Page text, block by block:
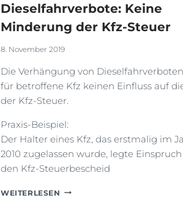
Dieselfahrverbote: Keine
Minderung der Kfz-Steuer
8. November 2019
Die Verhängung von
für betroffene Kfz keinen Einfluss auf
der Kfz-Steuer.
Praxis-Beispiel:
Der Halter eines Kfz, das erstmalig im
2010 zugelassen wurde, legte
den Kfz-Steuerbescheid
WEITERLESEN DIESELFAHRVERBOTE: